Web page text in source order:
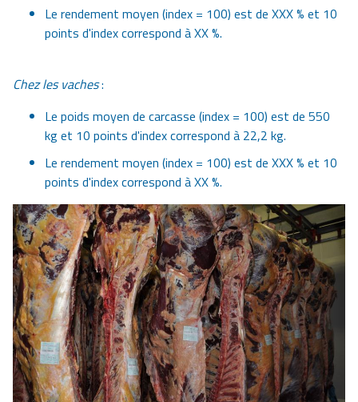
Le rendement moyen (index = 100) est de XXX % et 10
points d'index correspond à XX %.
Chez les vaches:
Le poids moyen de carcasse (index = 100) est de 550
kg et 10 points d'index correspond à 22,2 kg.
Le rendement moyen (index = 100) est de XXX % et 10
points d'index correspond à XX %.